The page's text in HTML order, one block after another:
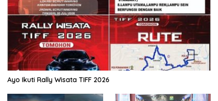
Ayo Ikuti Rally Wisata TIFF 2026